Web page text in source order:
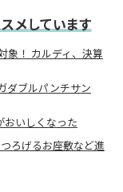
メしています
象！ カルディ、決算
ダブルパンチサン
おいしくなった
ろげるお座敷など進